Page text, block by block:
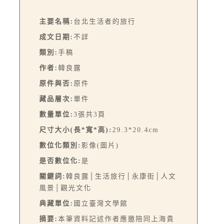
主要名稱: 台北生活者的旅行
成文日期: 不詳
類別: 手稿
作者: 韓良露
原件與否: 原件
藏品層次: 單件
數量單位: 3張共3頁
尺寸大小(長*寬*高): 29.3*20.4cm
數位化類別: 影像(圖片)
是否數位化: 是
關鍵詞: 韓良露│生活旅行│永康街│人文
風景│觀光文化
典藏單位: 國立臺灣文學館
摘要: 本筆資料記述作者應邀陪同上海貴